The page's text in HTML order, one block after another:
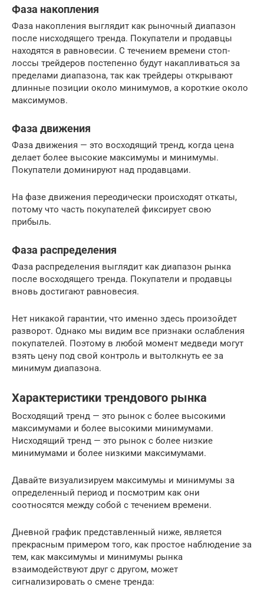
Фаза накопления
Фаза накопления выглядит как рыночный диапазон
после нисходящего тренда. Покупатели и продавцы
находятся в равновесии. С течением времени стоп-
лоссы трейдеров постепенно будут накапливаться за
пределами диапазона, так как трейдеры открывают
длинные позиции около минимумов, а короткие около
максимумов.
Фаза движения
Фаза движения — это восходящий тренд, когда цена
делает более высокие максимумы и минимумы.
Покупатели доминируют над продавцами.
На фазе движения переодически происходят откаты,
потому что часть покупателей фиксирует свою
прибыль.
Фаза распределения
Фаза распределения выглядит как диапазон рынка
после восходящего тренда. Покупатели и продавцы
вновь достигают равновесия.
Нет никакой гарантии, что именно здесь произойдет
разворот. Однако мы видим все признаки ослабления
покупателей. Поэтому в любой момент медведи могут
взять цену под свой контроль и вытолкнуть ее за
минимум диапазона.
Характеристики трендового рынка
Восходящий тренд — это рынок с более высокими
максимумами и более высокими минимумами.
Нисходящий тренд — это рынок с более низкие
минимумами и более низкими максимумами.
Давайте визуализируем максимумы и минимумы за
определенный период и посмотрим как они
соотносятся между собой с течением времени.
Дневной график представленный ниже, является
прекрасным примером того, как простое наблюдение за
тем, как максимумы и минимумы рынка
взаимодействуют друг с другом, может
сигнализировать о смене тренда: